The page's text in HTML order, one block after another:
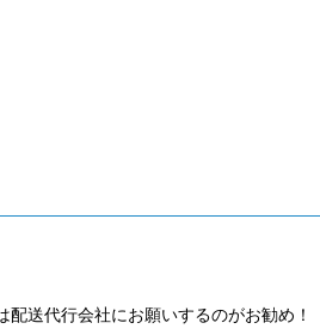
送代行会社にお願いするのがお勧め！